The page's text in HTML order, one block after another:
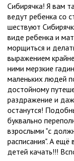
Сибирячка! Я вам
ведут ребенка со
шествуют
виде ребенка и
морщиться и
выражением
ними мерзкие
маленьких людей
достойному
раздражение и
останутся!
буквально
взрослыми "с
расписания". А ещё
детей качать!!!